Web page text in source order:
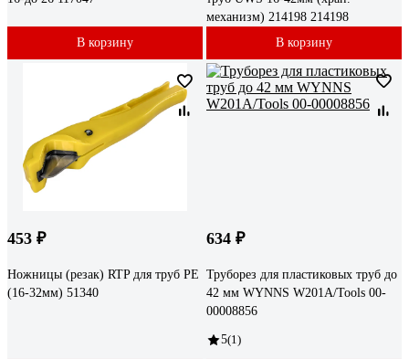
В корзину
механизм) 214198 214198
В корзину
453 ₽
Ножницы (резак) RTP для труб PE
(16-32мм) 51340
634 ₽
Труборез для пластиковых труб до
42 мм WYNNS W201A/Tools 00-
00008856
5(1)